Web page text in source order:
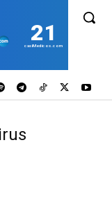
21
casiMedicos.com